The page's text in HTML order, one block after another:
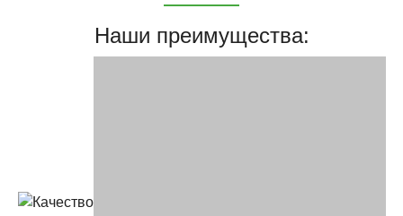
Наши преимущества: